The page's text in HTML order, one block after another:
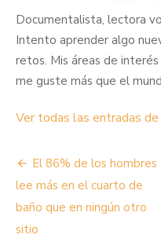
Documentalista, lectora
Intento aprender algo
retos. Mis áreas de
me guste más que el
Ver todas las entradas de
Navegación
de
entradas
El 86% de los hombres
lee más en el cuarto de
baño que en ningún otro
sitio